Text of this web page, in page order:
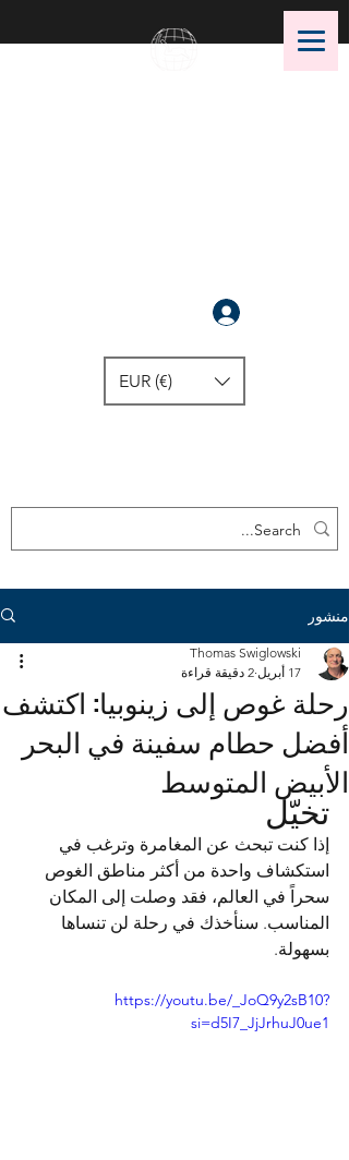
EUR (€)
منشور
رحلة غوص إلى زينوبيا: اكتشف
أفضل حطام سفينة في البحر
الأبيض المتوسط
Thomas Swiglowski
17 أبريل
2 دقيقة قراءة
تخيّل
إذا كنت تبحث عن المغامرة وترغب في
استكشاف واحدة من أكثر مناطق الغوص
سحراً في العالم، فقد وصلت إلى المكان
المناسب. سنأخذك في رحلة لن تنساها
بسهولة.
https://youtu.be/_JoQ9y2sB10?
si=d5I7_JjJrhuJ0ue1